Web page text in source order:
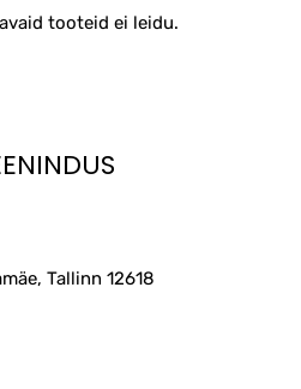
tooteid ei leidu.
Tallinn 12618